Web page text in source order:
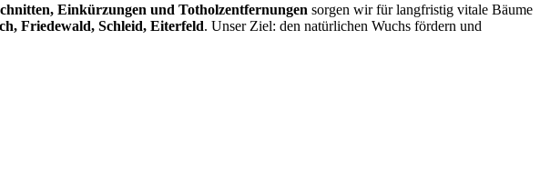
Einkürzungen und Totholzentfernungen sorgen wir für langfristig vitale Bäume
Friedewald, Schleid, Eiterfeld. Unser Ziel: den natürlichen Wuchs fördern und